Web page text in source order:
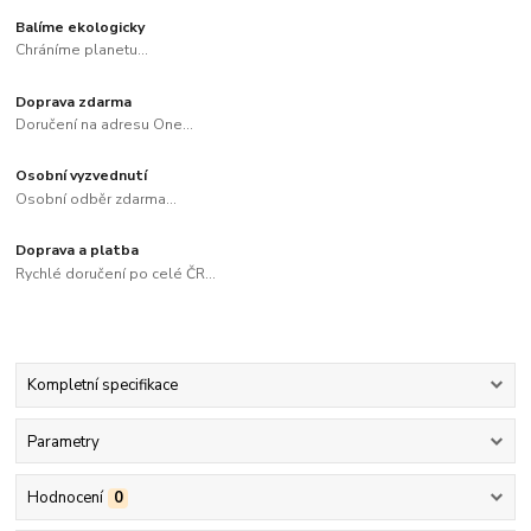
Balíme ekologicky
Chráníme planetu...
Doprava zdarma
Doručení na adresu One...
Osobní vyzvednutí
Osobní odběr zdarma...
Doprava a platba
Rychlé doručení po celé ČR...
Kompletní specifikace
Parametry
Hodnocení 0